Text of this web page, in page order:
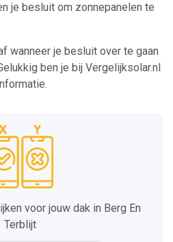
je besluit om zonnepanelen te
wanneer je besluit over te gaan
ben je bij Vergelijksolar.nl
voor jouw dak in Berg En
Terblijt